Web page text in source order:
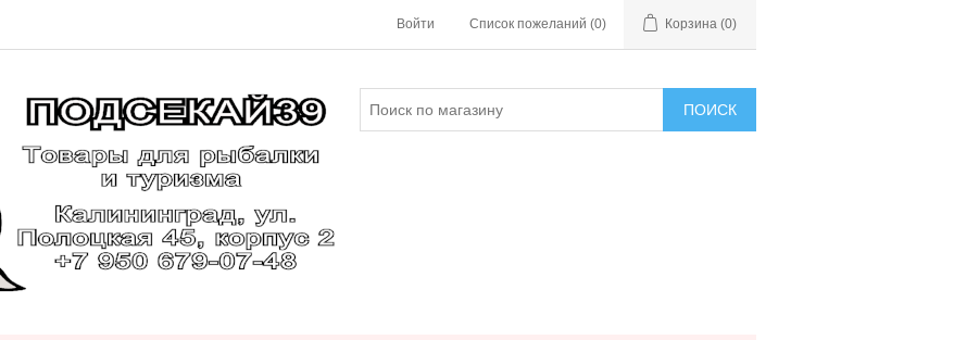
Войти Список пожеланий (0) Корзина (0)
ПОИСК